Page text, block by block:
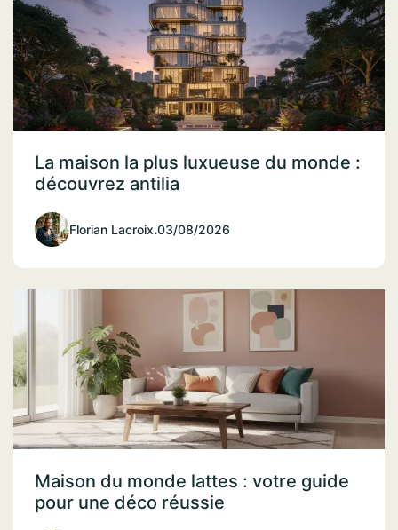
La maison la plus luxueuse du monde :
découvrez antilia
Florian Lacroix.03/08/2026
Maison du monde lattes : votre guide
pour une déco réussie